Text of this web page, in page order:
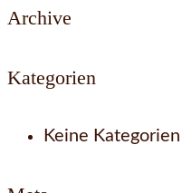
Archive
Kategorien
Keine Kategorien